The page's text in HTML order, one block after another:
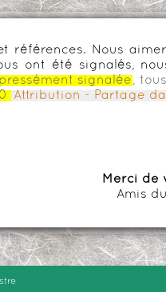
références. Nous
ont été signalés,
signalée ,
Attribution - Partage
Merci de
Amis